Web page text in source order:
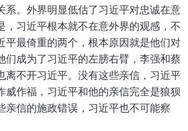
。外界明显低估了习近平对忠诚在意
习近平根本就不在意外界的观感，不
最倚重的两个，根本原因就是他们对
成为了习近平的左膀右臂，李强和蔡
不开习近平。没有这些亲信，习近平
作福，习近平和他的亲信完全是狼狈
信的施政错误，习近平也不可能察